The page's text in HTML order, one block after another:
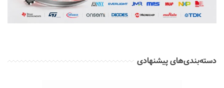
دسته‌بندی‌های پیشنهادی